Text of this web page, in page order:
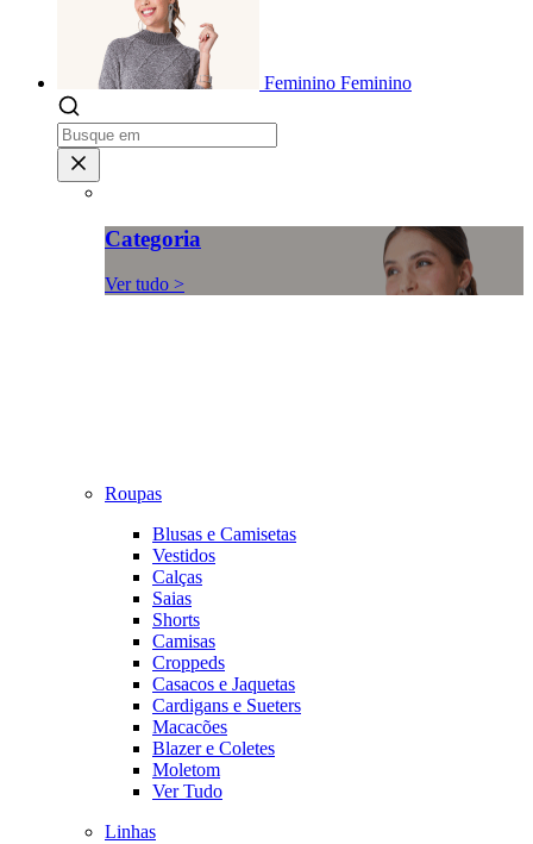
Feminino Feminino
Categoria
Ver tudo >
Roupas
Blusas e Camisetas
Vestidos
Calças
Saias
Shorts
Camisas
Croppeds
Casacos e Jaquetas
Cardigans e Sueters
Macacões
Blazer e Coletes
Moletom
Ver Tudo
Linhas